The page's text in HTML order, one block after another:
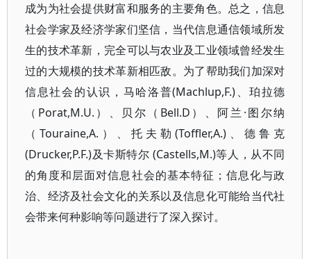
成为为社会提供财富和服务的主要角色。总之，信息
社会学家及经济学家们坚信，当代信息通信领域所发
生的技术革新，完全可以与农业及工业领域曾经发生
过的大规模的技术革新相匹敌。为了帮助我们加深对
信息社会的认识，马哈洛普(Machlup,F.)、珀拉德
（Porat,M.U.）、贝尔（Bell.D）、阿兰·图尔纳
（Touraine,A.）、托夫勒(Toffler,A.)、德鲁克
(Drucker,P.F.)及卡斯特尔 (Castells,M.)等人，从不同
的角度和层面对信息社会的基本特征；信息化与政
治、经济及社会文化的关系以及信息化可能给当代社
会带来何种影响等问题进行了深入探讨。